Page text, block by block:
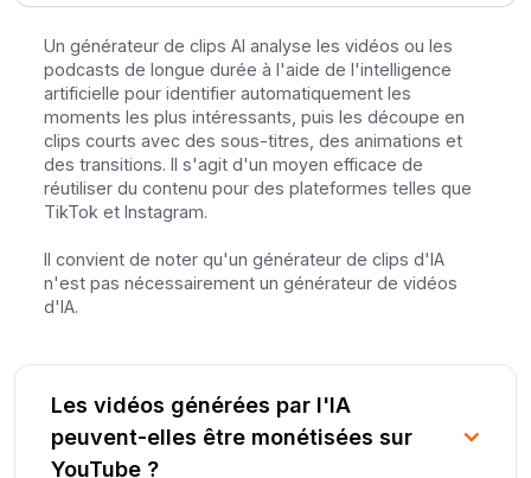
Un générateur de clips AI analyse les vidéos ou les
podcasts de longue durée à l'aide de l'intelligence
artificielle pour identifier automatiquement les
moments les plus intéressants, puis les découpe en
clips courts avec des sous-titres, des animations et
des transitions. Il s'agit d'un moyen efficace de
réutiliser du contenu pour des plateformes telles que
TikTok et Instagram.
Il convient de noter qu'un générateur de clips d'IA
n'est pas nécessairement un générateur de vidéos
d'IA.
Les vidéos générées par l'IA
peuvent-elles être monétisées sur
YouTube ?